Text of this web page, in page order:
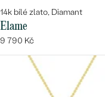
14k bílé zlato, Diamant
Elame
9 790 Kč